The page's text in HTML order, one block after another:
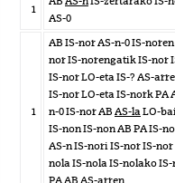
1
AS-0
1
AB IS-nor AS-n-0 IS-
nor IS-norengatik IS-nor
IS-nor LO-eta IS-? AS-
IS-nor LO-eta IS-nork PA
n-0 IS-nor AB AS-laLO-
IS-non IS-non AB PA IS-
AS-n IS-nori IS-nor IS-nor
nola IS-nola IS-nolako
PA AB AS-arren